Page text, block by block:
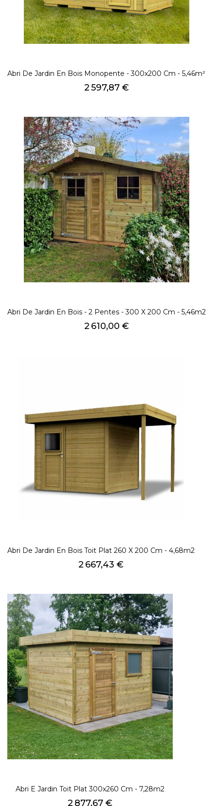
Abri De Jardin En Bois Monopente - 300x200 Cm - 5,46m²
Prix
2 597,87 €
Abri De Jardin En Bois - 2 Pentes - 300 X 200 Cm - 5,46m2
Prix
2 610,00 €
Abri De Jardin En Bois Toit Plat 260 X 200 Cm - 4,68m2
Prix
2 667,43 €
Abri E Jardin Toit Plat 300x260 Cm - 7,28m2
Prix
2 877,67 €